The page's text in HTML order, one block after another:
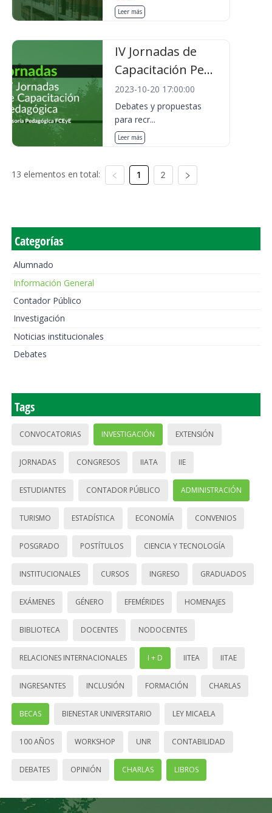
Leer más
IV Jornadas de
Capacitación Pe...
2023-10-20 17:00:00
Debates y propuestas
para recr...
Leer más
13 elementos en total: 1 2
Categorías
Alumnado
Información General
Contador Público
Investigación
Noticias institucionales
Debates
Tags
CONVOCATORIAS INVESTIGACIÓN EXTENSIÓN
JORNADAS CONGRESOS IIATA IIE
ESTUDIANTES CONTADOR PÚBLICO ADMINISTRACIÓN
TURISMO ESTADÍSTICA ECONOMÍA CONVENIOS
POSGRADO POSTÍTULOS CIENCIA Y TECNOLOGÍA
INSTITUCIONALES CURSOS INGRESO GRADUADOS
EXÁMENES GÉNERO EFEMÉRIDES HOMENAJES
BIBLIOTECA DOCENTES NODOCENTES
RELACIONES INTERNACIONALES I + D IITEA IITAE
INGRESANTES INCLUSIÓN FORMACIÓN CHARLAS
BECAS BIENESTAR UNIVERSITARIO LEY MICAELA
100 AÑOS WORKSHOP UNR CONTABILIDAD
DEBATES OPINIÓN CHARLAS LIBROS